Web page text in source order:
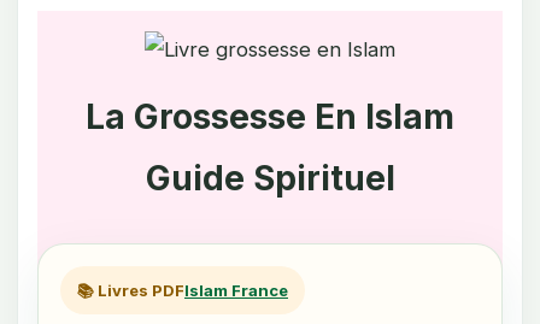
La Grossesse En Islam
Guide Spirituel
📚 Livres PDFIslam France